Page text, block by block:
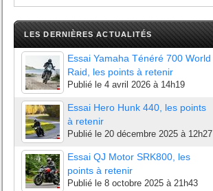
LES DERNIÈRES ACTUALITÉS
Essai Yamaha Ténéré 700 World
Raid, les points à retenir
Publié le 4 avril 2026 à 14h19
Essai Hero Hunk 440, les points
à retenir
Publié le 20 décembre 2025 à 12h27
Essai QJ Motor SRK800, les
points à retenir
Publié le 8 octobre 2025 à 21h43